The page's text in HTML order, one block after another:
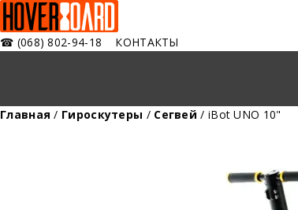
☎ (068) 802-94-18 КОНТАКТЫ
Главная/ Гироскутеры / Сегвей / iBot UNO 10"